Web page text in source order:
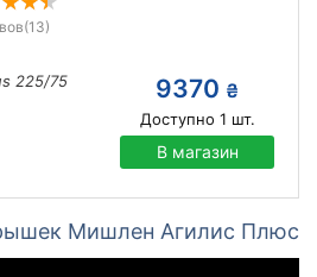
(13)
225/75
9370 ₴
Доступно 1 шт.
В магазин
Мишлен Агилис Плюс